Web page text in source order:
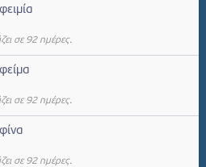
σε 92 ημέρες.
σε 92 ημέρες.
σε 92 ημέρες.